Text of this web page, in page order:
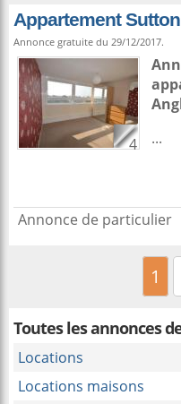
Appartement Sutton
Annonce gratuite du 29/12/2017.
4
...
Annonce de particulier
1
Toutes les annonces
Locations
Locations maisons